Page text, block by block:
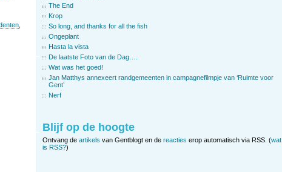
The End
Krop
So long, and thanks for all the fish
Ongeplant
Hasta la vista
De laatste Foto van de Dag….
Wat was het goed!
Jan Matthys annexeert randgemeenten in campagnefilmpje van ‘Ruimte voor
Gent’
Nerf
Blijf op de hoogte
Ontvang de artikels van Gentblogt en de reacties erop automatisch via RSS. (wat
is RSS?)